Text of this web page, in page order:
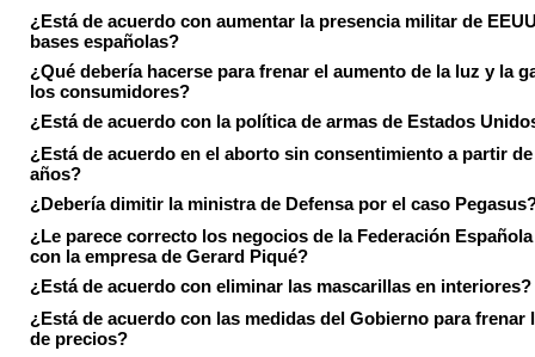
¿Está de acuerdo con aumentar la presencia militar de
bases españolas?
¿Qué debería hacerse para frenar el aumento de la luz y la
los consumidores?
¿Está de acuerdo con la política de armas de Estados
¿Está de acuerdo en el aborto sin consentimiento a partir
años?
¿Debería dimitir la ministra de Defensa por el caso
¿Le parece correcto los negocios de la Federación
con la empresa de Gerard Piqué?
¿Está de acuerdo con eliminar las mascarillas en interiores?
¿Está de acuerdo con las medidas del Gobierno para frenar
de precios?